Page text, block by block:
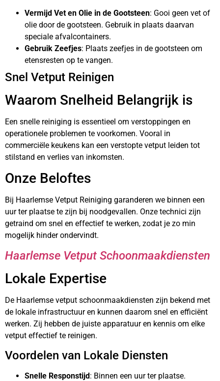
Vermijd Vet en Olie in de Gootsteen: Gooi geen vet of
olie door de gootsteen. Gebruik in plaats daarvan
speciale afvalcontainers.
Gebruik Zeefjes: Plaats zeefjes in de gootsteen om
etensresten op te vangen.
Snel Vetput Reinigen
Waarom Snelheid Belangrijk is
Een snelle reiniging is essentieel om verstoppingen en
operationele problemen te voorkomen. Vooral in
commerciële keukens kan een verstopte vetput leiden tot
stilstand en verlies van inkomsten.
Onze Beloftes
Bij Haarlemse Vetput Reiniging garanderen we binnen een
uur ter plaatse te zijn bij noodgevallen. Onze technici zijn
getraind om snel en effectief te werken, zodat je zo min
mogelijk hinder ondervindt.
Haarlemse Vetput Schoonmaakdiensten
Lokale Expertise
De Haarlemse vetput schoonmaakdiensten zijn bekend met
de lokale infrastructuur en kunnen daarom snel en efficiënt
werken. Zij hebben de juiste apparatuur en kennis om elke
vetput effectief te reinigen.
Voordelen van Lokale Diensten
Snelle Responstijd: Binnen een uur ter plaatse.